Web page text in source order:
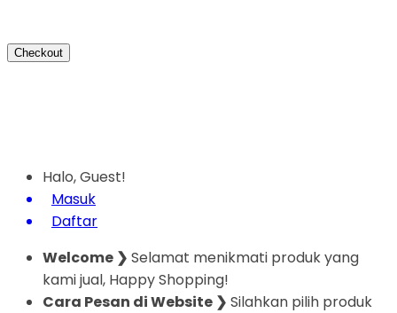
Checkout
Halo, Guest!
Masuk
Daftar
Welcome ❯ Selamat menikmati produk yang
kami jual, Happy Shopping!
Cara Pesan di Website ❯ Silahkan pilih produk